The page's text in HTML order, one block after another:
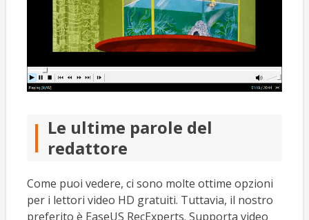
Le ultime parole del
redattore
Come puoi vedere, ci sono molte ottime opzioni
per i lettori video HD gratuiti. Tuttavia, il nostro
preferito è EaseUS RecExperts. Supporta video